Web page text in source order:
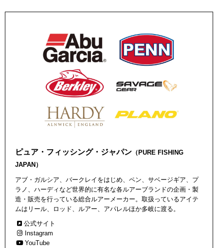
ピュア・フィッシング・ジャパン （PURE FISHING
JAPAN）
アブ・ガルシア、バークレイをはじめ、ペン、サベージギア、プ
ラノ、ハーディなど世界的に有名な各ルアーブランドの企画・製
造・販売を行っている総合ルアーメーカー。取扱っているアイテ
ムはリール、ロッド、ルアー、アパレルほか多岐に渡る。
公式サイト
Instagram
YouTube